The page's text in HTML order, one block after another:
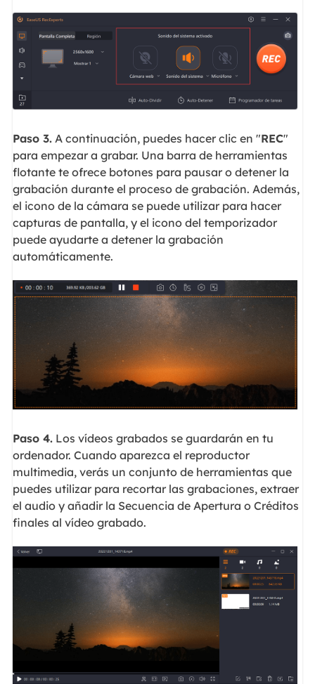
Paso 3.A continuación, puedes hacer clic en "REC"
para empezar a grabar. Una barra de herramientas
flotante te ofrece botones para pausar o detener la
grabación durante el proceso de grabación. Además,
el icono de la cámara se puede utilizar para hacer
capturas de pantalla, y el icono del temporizador
puede ayudarte a detener la grabación
automáticamente.
Paso 4.Los vídeos grabados se guardarán en tu
ordenador. Cuando aparezca el reproductor
multimedia, verás un conjunto de herramientas que
puedes utilizar para recortar las grabaciones, extraer
el audio y añadir la Secuencia de Apertura o Créditos
finales al vídeo grabado.